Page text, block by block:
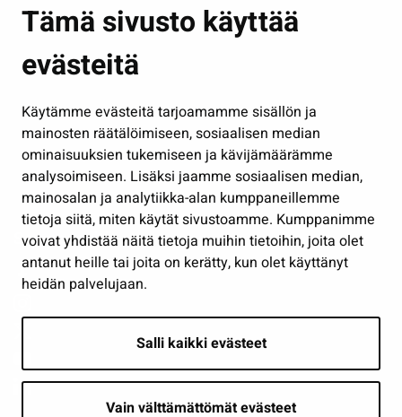
Tämä sivusto käyttää
evästeitä
Käytämme evästeitä tarjoamamme sisällön ja
mainosten räätälöimiseen, sosiaalisen median
ominaisuuksien tukemiseen ja kävijämäärämme
analysoimiseen. Lisäksi jaamme sosiaalisen median,
mainosalan ja analytiikka-alan kumppaneillemme
tietoja siitä, miten käytät sivustoamme. Kumppanimme
voivat yhdistää näitä tietoja muihin tietoihin, joita olet
antanut heille tai joita on kerätty, kun olet käyttänyt
heidän palvelujaan.
Salli kaikki evästeet
Vain välttämättömät evästeet
Kasvatus ja opetus
Kulttuuri ja liikunta
Työ ja yrittäminen
Osallistu ja asioi
Näytä omat evästeasetukseni
Seuraa meitä